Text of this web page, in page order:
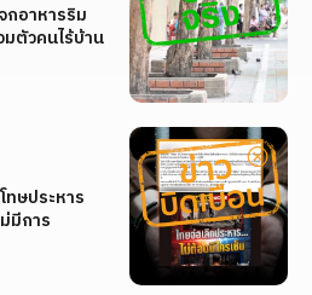
กอาหารริม
มตัวคนไร้บ้าน
ทษประหาร
มีการ